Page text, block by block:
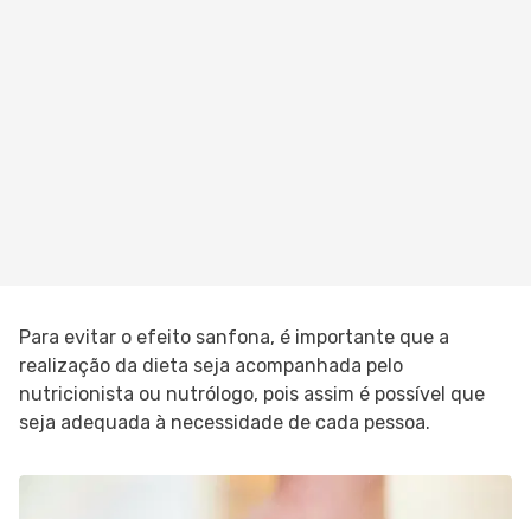
Para evitar o efeito sanfona, é importante que a
realização da dieta seja acompanhada pelo
nutricionista ou nutrólogo, pois assim é possível que
seja adequada à necessidade de cada pessoa.